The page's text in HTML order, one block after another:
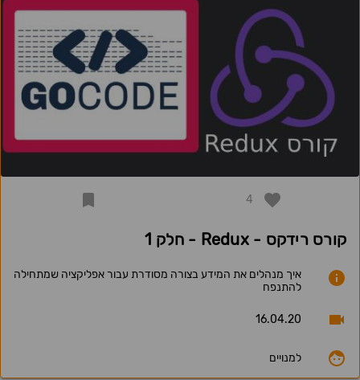
4
קורס רידקס - Redux - חלק 1
איך מנהלים את המידע בצורה מסודרת עבור אפליקציה שמתחילה
להתנפח
16.04.20
למנויים